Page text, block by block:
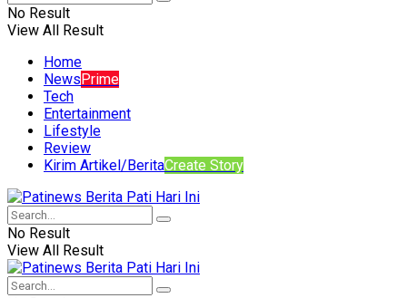
No Result
View All Result
Home
NewsPrime
Tech
Entertainment
Lifestyle
Review
Kirim Artikel/BeritaCreate Story
No Result
View All Result